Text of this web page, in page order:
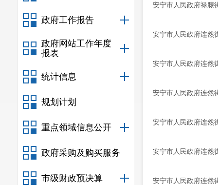
政府工作报告
政府网站工作年度
报表
统计信息
规划计划
重点领域信息公开
政府采购及购买服务
市级财政预决算
安宁市人民政府禄脿
安宁市人民政府连然
安宁市人民政府连然
安宁市人民政府连然
安宁市人民政府连然
安宁市人民政府连然
安宁市人民政府连然